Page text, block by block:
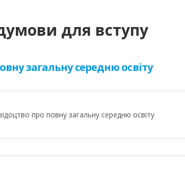
для вступу
загальну середню освіту
про повну загальну середню освіту